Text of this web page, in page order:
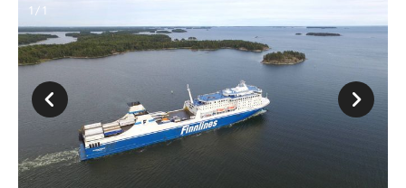
1 / 1